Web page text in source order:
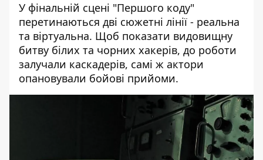
У фінальній сцені "Першого коду"
перетинаються дві сюжетні лінії - реальна
та віртуальна. Щоб показати видовищну
битву білих та чорних хакерів, до роботи
залучали каскадерів, самі ж актори
опановували бойові прийоми.